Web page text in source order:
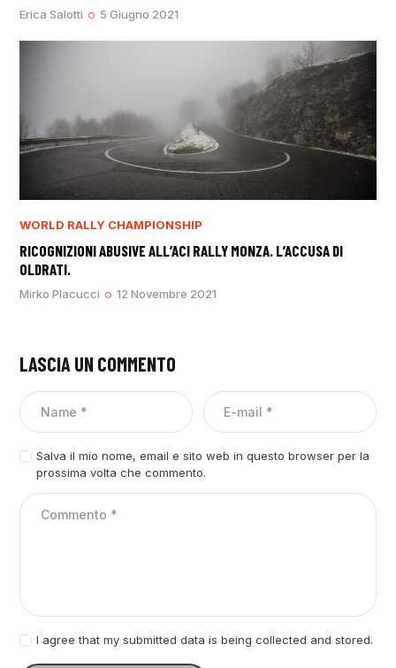
Erica Salotti 5 Giugno 2021
WORLD RALLY CHAMPIONSHIP
RICOGNIZIONI ABUSIVE ALL’ACI RALLY MONZA. L’ACCUSA DI
OLDRATI.
Mirko Placucci 12 Novembre 2021
LASCIA UN COMMENTO
Salva il mio nome, email e sito web in questo browser per la
prossima volta che commento.
I agree that my submitted data is being collected and stored.